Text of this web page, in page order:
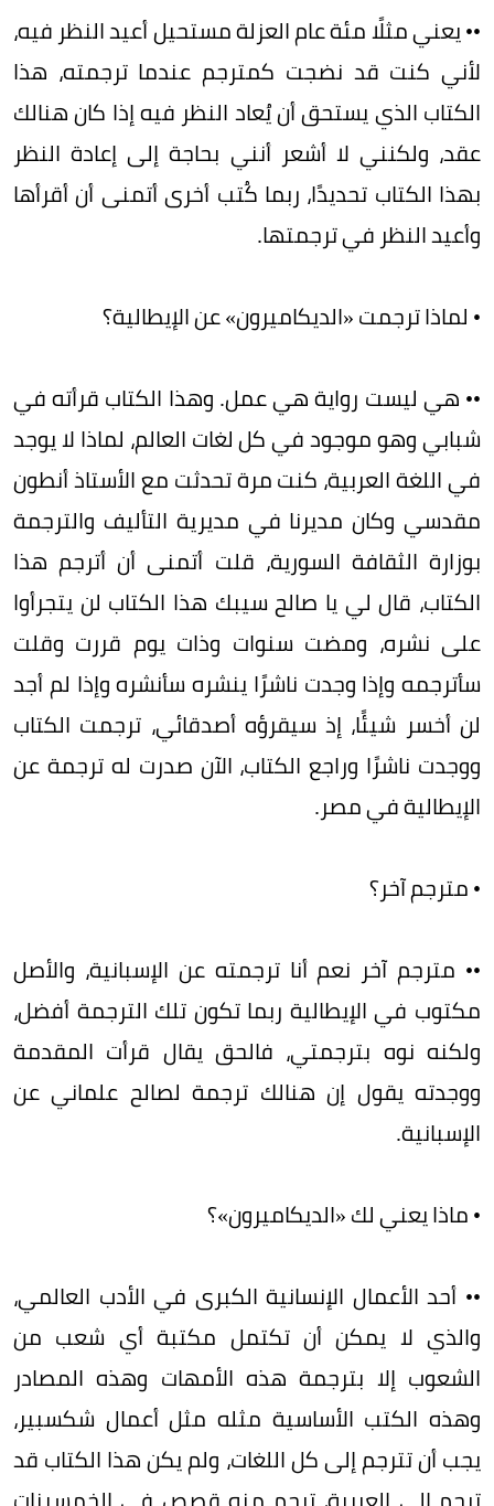
•• يعني مثلًا مئة عام العزلة مستحيل أعيد النظر فيه،
لأني كنت قد نضجت كمترجم عندما ترجمته، هذا
الكتاب الذي يستحق أن يُعاد النظر فيه إذا كان هنالك
عقد، ولكنني لا أشعر أنني بحاجة إلى إعادة النظر
بهذا الكتاب تحديدًا، ربما كُتب أخرى أتمنى أن أقرأها
وأعيد النظر في ترجمتها.
• لماذا ترجمت «الديكاميرون» عن الإيطالية؟
•• هي ليست رواية هي عمل. وهذا الكتاب قرأته في
شبابي وهو موجود في كل لغات العالم، لماذا لا يوجد
في اللغة العربية، كنت مرة تحدثت مع الأستاذ أنطون
مقدسي وكان مديرنا في مديرية التأليف والترجمة
بوزارة الثقافة السورية، قلت أتمنى أن أترجم هذا
الكتاب، قال لي يا صالح سيبك هذا الكتاب لن يتجرأوا
على نشره، ومضت سنوات وذات يوم قررت وقلت
سأترجمه وإذا وجدت ناشرًا ينشره سأنشره وإذا لم أجد
لن أخسر شيئًا، إذ سيقرؤه أصدقائي، ترجمت الكتاب
ووجدت ناشرًا وراجع الكتاب، الآن صدرت له ترجمة عن
الإيطالية في مصر.
• مترجم آخر؟
•• مترجم آخر نعم أنا ترجمته عن الإسبانية، والأصل
مكتوب في الإيطالية ربما تكون تلك الترجمة أفضل،
ولكنه نوه بترجمتي، فالحق يقال قرأت المقدمة
ووجدته يقول إن هنالك ترجمة لصالح علماني عن
الإسبانية.
• ماذا يعني لك «الديكاميرون»؟
•• أحد الأعمال الإنسانية الكبرى في الأدب العالمي،
والذي لا يمكن أن تكتمل مكتبة أي شعب من
الشعوب إلا بترجمة هذه الأمهات وهذه المصادر
وهذه الكتب الأساسية مثله مثل أعمال شكسبير،
يجب أن تترجم إلى كل اللغات، ولم يكن هذا الكتاب قد